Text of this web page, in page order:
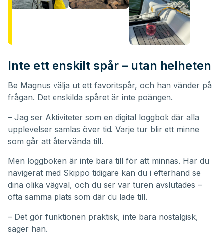
Inte ett enskilt spår – utan helheten
Be Magnus välja ut ett favoritspår, och han vänder på
frågan. Det enskilda spåret är inte poängen.
– Jag ser Aktiviteter som en digital loggbok där alla
upplevelser samlas över tid. Varje tur blir ett minne
som går att återvända till.
Men loggboken är inte bara till för att minnas. Har du
navigerat med Skippo tidigare kan du i efterhand se
dina olika vägval, och du ser var turen avslutades –
ofta samma plats som där du lade till.
– Det gör funktionen praktisk, inte bara nostalgisk,
säger han.